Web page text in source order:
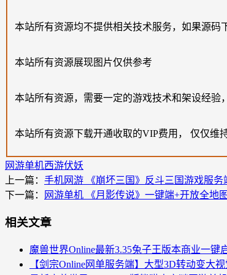
本站所有资源均不提供相关技术服务，如果源码
本站所有资源展现图片仅供参考
本站所有资源，需要一定的游戏技术和架设经
本站所有资源下载开通收取的VIP费用， 仅仅维
网游单机西游伏妖
上一篇： 手机网游 《崩坏三国》反斗三国游戏服
下一篇：
网游单机 《月影传说》一键端+开放全地
相关文章
魔兽世界Online最新3.35兔子王版本商业一键
【剑宗Online网单服务端】大型3D转动变大